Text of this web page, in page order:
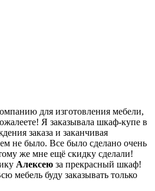
для изготовления мебели,
Я заказывала шкаф-купе в
заказа и заканчивая
не было. Все было сделано очень
же мне ещё скидку сделали!
Алексею за прекрасный шкаф!
мебель буду заказывать только